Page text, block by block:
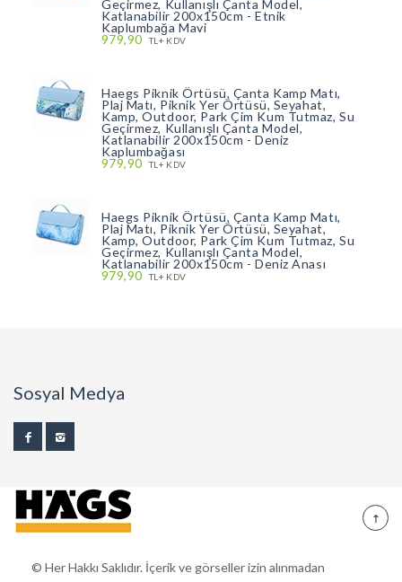
Geçirmez, Kullanışlı Çanta Model,
Katlanabilir 200x150cm - Etnik
Kaplumbağa Mavi
979,90 TL+ KDV
Haegs Piknik Örtüsü, Çanta Kamp Matı,
Plaj Matı, Piknik Yer Örtüsü, Seyahat,
Kamp, Outdoor, Park Çim Kum Tutmaz, Su
Geçirmez, Kullanışlı Çanta Model,
Katlanabilir 200x150cm - Deniz
Kaplumbağası
979,90 TL+ KDV
Haegs Piknik Örtüsü, Çanta Kamp Matı,
Plaj Matı, Piknik Yer Örtüsü, Seyahat,
Kamp, Outdoor, Park Çim Kum Tutmaz, Su
Geçirmez, Kullanışlı Çanta Model,
Katlanabilir 200x150cm - Deniz Anası
979,90 TL+ KDV
Sosyal Medya
© Her Hakkı Saklıdır. İçerik ve görseller izin alınmadan